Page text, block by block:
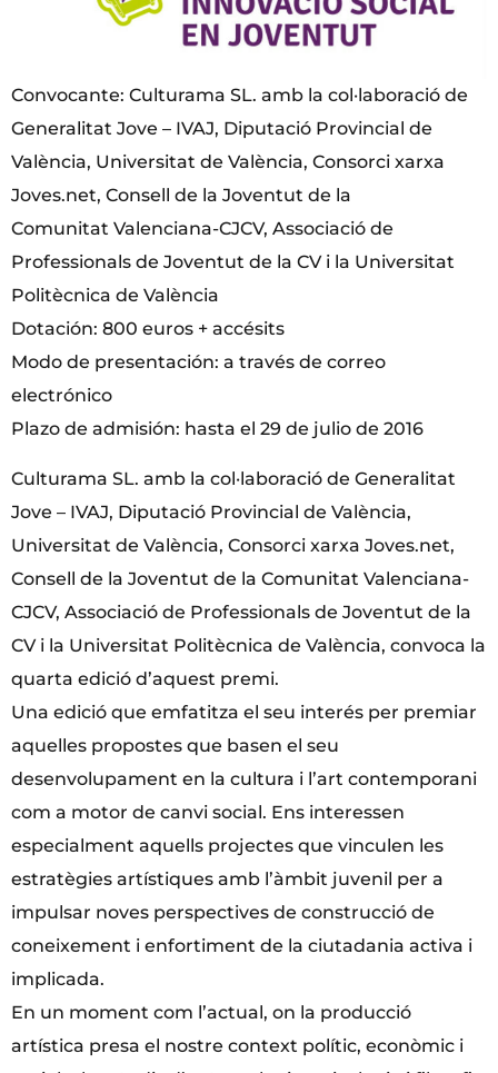
Convocante: Culturama SL. amb la col·laboració de
Generalitat Jove – IVAJ, Diputació Provincial de
València, Universitat de València, Consorci xarxa
Joves.net, Consell de la Joventut de la
Comunitat Valenciana-CJCV, Associació de
Professionals de Joventut de la CV i la Universitat
Politècnica de València
Dotación: 800 euros + accésits
Modo de presentación: a través de correo
electrónico
Plazo de admisión: hasta el 29 de julio de 2016
Culturama SL. amb la col·laboració de Generalitat
Jove – IVAJ, Diputació Provincial de València,
Universitat de València, Consorci xarxa Joves.net,
Consell de la Joventut de la Comunitat Valenciana-
CJCV, Associació de Professionals de Joventut de la
CV i la Universitat Politècnica de València, convoca la
quarta edició d’aquest premi.
Una edició que emfatitza el seu interés per premiar
aquelles propostes que basen el seu
desenvolupament en la cultura i l’art contemporani
com a motor de canvi social. Ens interessen
especialment aquells projectes que vinculen les
estratègies artístiques amb l’àmbit juvenil per a
impulsar noves perspectives de construcció de
coneixement i enfortiment de la ciutadania activa i
implicada.
En un moment com l’actual, on la producció
artística presa el nostre context polític, econòmic i